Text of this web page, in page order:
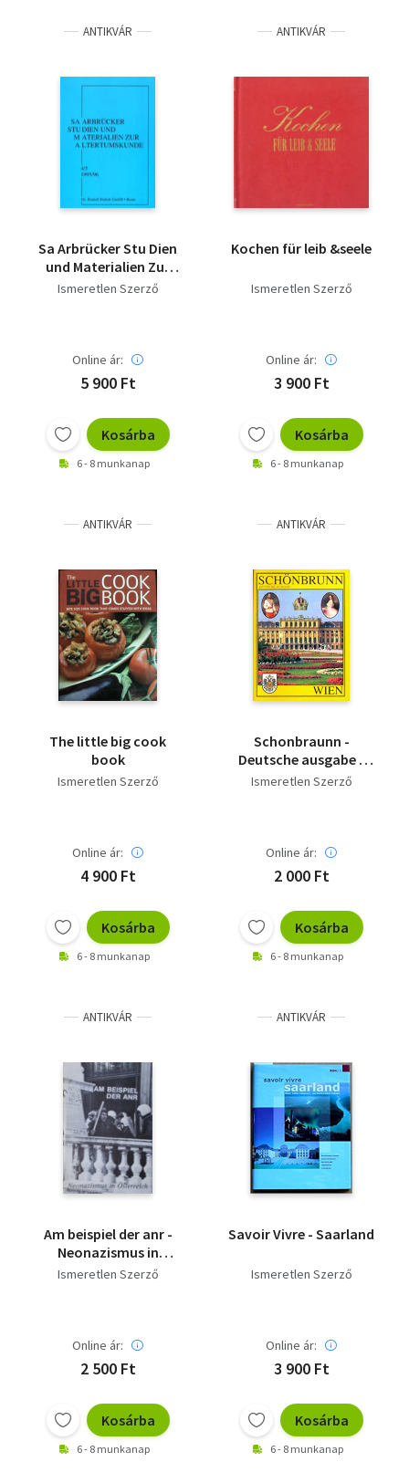
ANTIKVÁR
Sa Arbrücker Stu Dien
und Materialien Zur
Altertumskunde 4/5
Ismeretlen Szerző
Online ár:
5 900 Ft
Kosárba
6 - 8 munkanap
ANTIKVÁR
Kochen für leib &seele
Ismeretlen Szerző
Online ár:
3 900 Ft
Kosárba
6 - 8 munkanap
ANTIKVÁR
The little big cook
book
Ismeretlen Szerző
Online ár:
4 900 Ft
Kosárba
6 - 8 munkanap
ANTIKVÁR
Schonbraunn -
Deutsche ausgabe -
Wien
Ismeretlen Szerző
Online ár:
2 000 Ft
Kosárba
6 - 8 munkanap
ANTIKVÁR
Am beispiel der anr -
Neonazismus in
Österreich
Ismeretlen Szerző
Online ár:
2 500 Ft
Kosárba
6 - 8 munkanap
ANTIKVÁR
Savoir Vivre - Saarland
Ismeretlen Szerző
Online ár:
3 900 Ft
Kosárba
6 - 8 munkanap